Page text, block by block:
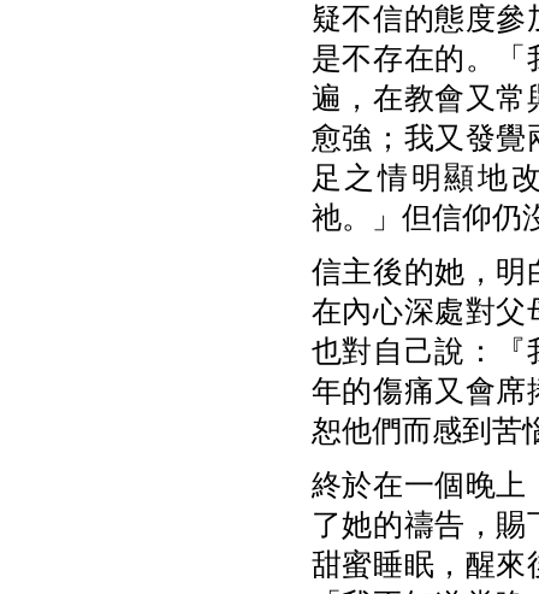
疑不信的態度參
是不存在的。「
遍，在教會又常
愈強；我又發覺
足之情明顯地
祂。」但信仰仍
信主後的她，明
在內心深處對父
也對自己說：『
年的傷痛又會席
恕他們而感到苦
終於在一個晚上
了她的禱告，
甜蜜睡眠，醒來